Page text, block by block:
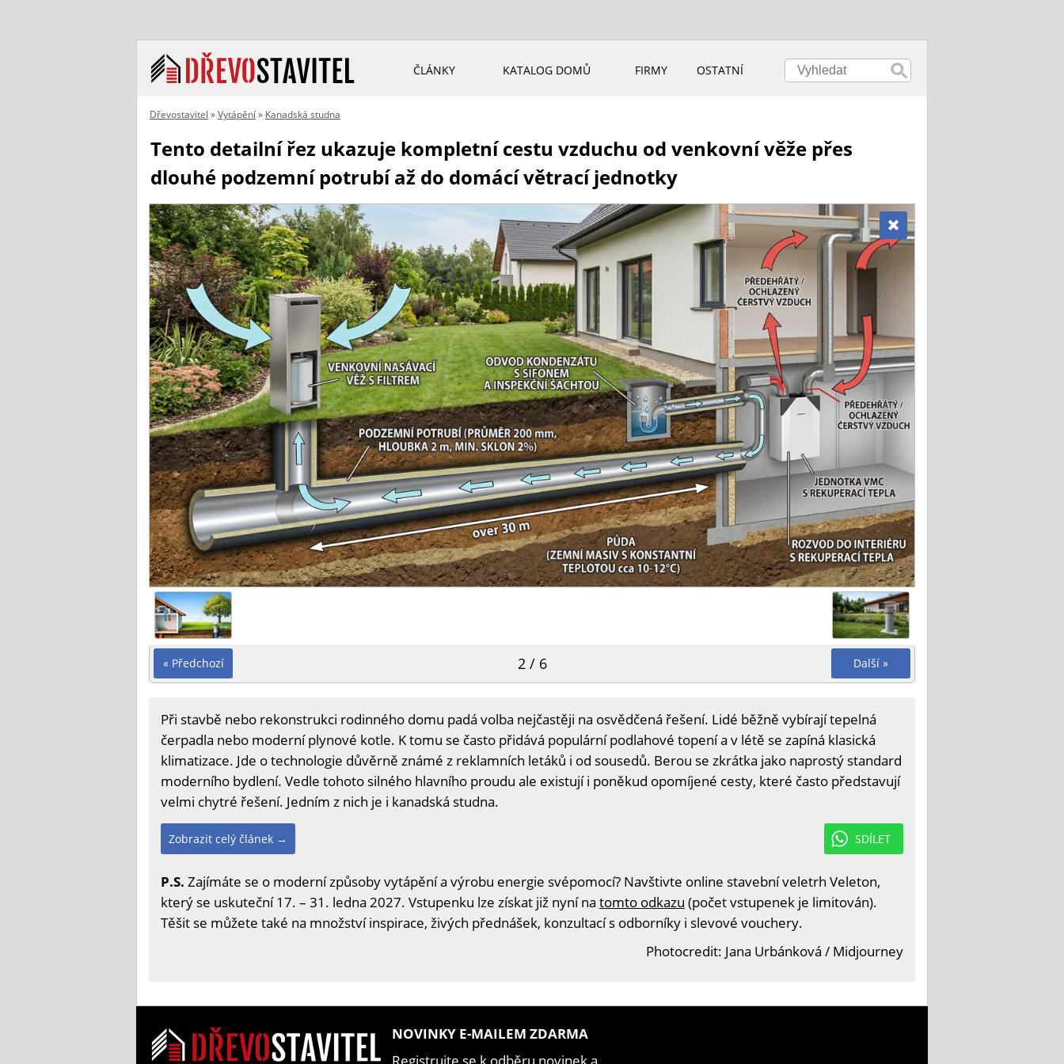
ČLÁNKY KATALOG DOMŮ FIRMY OSTATNÍ
Dřevostavitel »Vytápění» Kanadská studna
Tento detailní řez ukazuje kompletní cestu vzduchu od venkovní věže přes
dlouhé podzemní potrubí až do domácí větrací jednotky
« Předchozí Další »
2 / 6
Při stavbě nebo rekonstrukci rodinného domu padá volba nejčastěji na osvědčená řešení. Lidé běžně vybírají tepelná
čerpadla nebo moderní plynové kotle. K tomu se často přidává populární podlahové topení a v létě se zapíná klasická
klimatizace. Jde o technologie důvěrně známé z reklamních letáků i od sousedů. Berou se zkrátka jako naprostý standard
moderního bydlení. Vedle tohoto silného hlavního proudu ale existují i poněkud opomíjené cesty, které často představují
velmi chytré řešení. Jedním z nich je i kanadská studna.
SDÍLET
Zobrazit celý článek →
P.S. Zajímáte se o moderní způsoby vytápění a výrobu energie svépomocí? Navštivte online stavební veletrh Veleton,
který se uskuteční 17. – 31. ledna 2027. Vstupenku lze získat již nyní na tomto odkazu (počet vstupenek je limitován).
Těšit se můžete také na množství inspirace, živých přednášek, konzultací s odborníky i slevové vouchery.
Photocredit: Jana Urbánková / Midjourney
NOVINKY E-MAILEM ZDARMA